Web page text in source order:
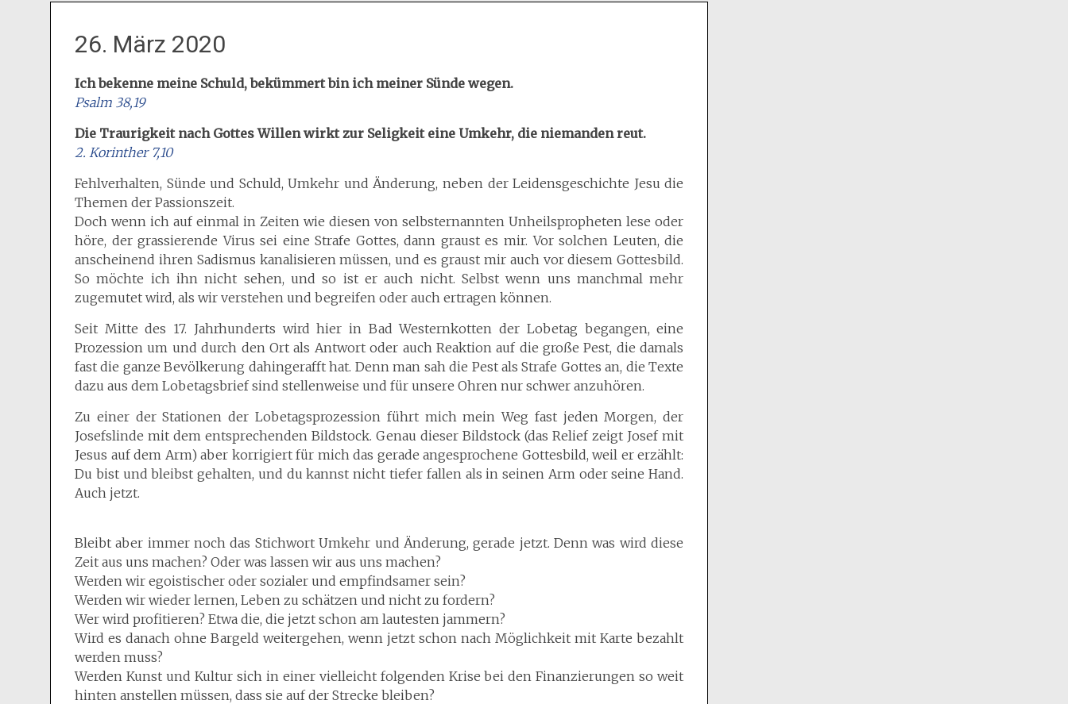
26. März 2020
Ich bekenne meine Schuld, bekümmert bin ich meiner Sünde wegen.
Psalm 38,19
Die Traurigkeit nach Gottes Willen wirkt zur Seligkeit eine Umkehr, die niemanden reut.
2. Korinther 7,10
Fehlverhalten, Sünde und Schuld, Umkehr und Änderung, neben der Leidensgeschichte Jesu die
Themen der Passionszeit.
Doch wenn ich auf einmal in Zeiten wie diesen von selbsternannten Unheilspropheten lese oder
höre, der grassierende Virus sei eine Strafe Gottes, dann graust es mir. Vor solchen Leuten, die
anscheinend ihren Sadismus kanalisieren müssen, und es graust mir auch vor diesem Gottesbild.
So möchte ich ihn nicht sehen, und so ist er auch nicht. Selbst wenn uns manchmal mehr
zugemutet wird, als wir verstehen und begreifen oder auch ertragen können.
Seit Mitte des 17. Jahrhunderts wird hier in Bad Westernkotten der Lobetag begangen, eine
Prozession um und durch den Ort als Antwort oder auch Reaktion auf die große Pest, die damals
fast die ganze Bevölkerung dahingerafft hat. Denn man sah die Pest als Strafe Gottes an, die Texte
dazu aus dem Lobetagsbrief sind stellenweise und für unsere Ohren nur schwer anzuhören.
Zu einer der Stationen der Lobetagsprozession führt mich mein Weg fast jeden Morgen, der
Josefslinde mit dem entsprechenden Bildstock. Genau dieser Bildstock (das Relief zeigt Josef mit
Jesus auf dem Arm) aber korrigiert für mich das gerade angesprochene Gottesbild, weil er erzählt:
Du bist und bleibst gehalten, und du kannst nicht tiefer fallen als in seinen Arm oder seine Hand.
Auch jetzt.
Bleibt aber immer noch das Stichwort Umkehr und Änderung, gerade jetzt. Denn was wird diese
Zeit aus uns machen? Oder was lassen wir aus uns machen?
Werden wir egoistischer oder sozialer und empfindsamer sein?
Werden wir wieder lernen, Leben zu schätzen und nicht zu fordern?
Wer wird profitieren? Etwa die, die jetzt schon am lautesten jammern?
Wird es danach ohne Bargeld weitergehen, wenn jetzt schon nach Möglichkeit mit Karte bezahlt
werden muss?
Werden Kunst und Kultur sich in einer vielleicht folgenden Krise bei den Finanzierungen so weit
hinten anstellen müssen, dass sie auf der Strecke bleiben?